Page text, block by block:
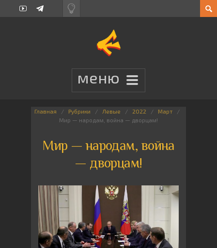
Главная Рубрики Левые 2022
Март
Мир — народам, война — дворцам!
Мир — народам, война
— дворцам!